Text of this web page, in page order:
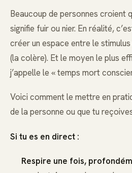
Beaucoup de personnes croient
signifie fuir ou nier. En réalité,
créer un espace entre le
(la colère). Et le moyen le plus
j’appelle le « temps mort
Voici comment le mettre en
de la personne ou que tu
Si tu es en direct :
Respire une fois,